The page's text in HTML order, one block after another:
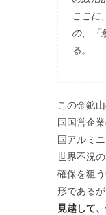
ここに
の、「
る。
この金鉱
国国営企
国アルミニ
世界不況
確保を狙
形であるが
見越して